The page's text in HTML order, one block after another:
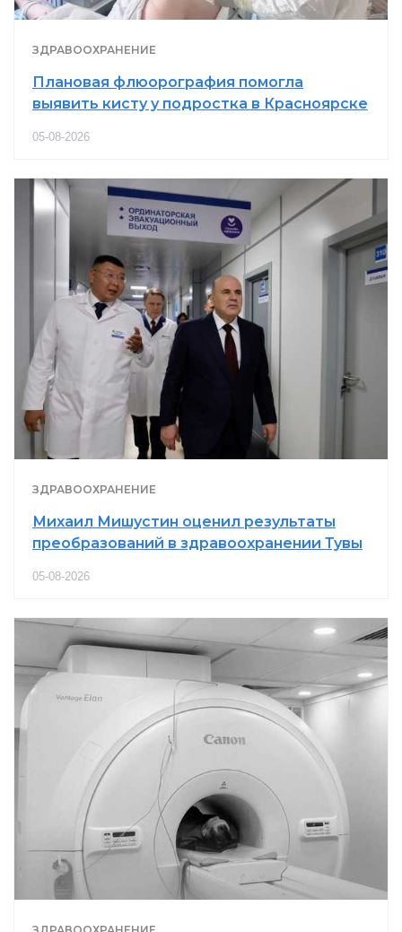
ЗДРАВООХРАНЕНИЕ
Плановая флюорография помогла
выявить кисту у подростка в Красноярске
05-08-2026
ЗДРАВООХРАНЕНИЕ
Михаил Мишустин оценил результаты
преобразований в здравоохранении Тувы
05-08-2026
ЗДРАВООХРАНЕНИЕ